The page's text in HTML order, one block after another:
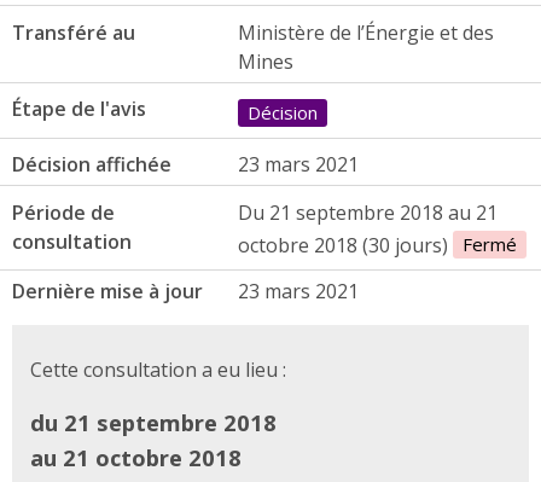
Transféré au
Ministère de l’Énergie et des
Mines
Étape de l'avis
Décision
Décision affichée
23 mars 2021
Période de
consultation
Du 21 septembre 2018 au 21
octobre 2018 (30 jours)
Fermé
Dernière mise à jour 23 mars 2021
Cette consultation a eu lieu :
du 21 septembre 2018
au 21 octobre 2018